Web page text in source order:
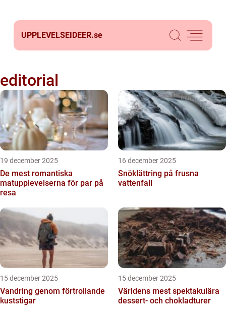
UPPLEVELSEIDEER.se
editorial
19 december 2025
De mest romantiska
matupplevelserna för par på
resa
16 december 2025
Snöklättring på frusna
vattenfall
15 december 2025
Vandring genom förtrollande
kuststigar
15 december 2025
Världens mest spektakulära
dessert- och chokladturer